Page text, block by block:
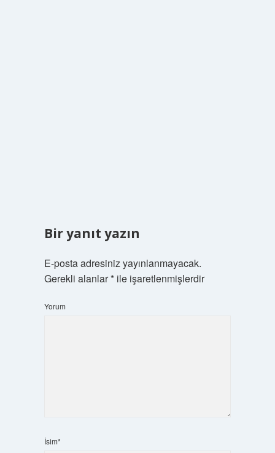
Bir yanıt yazın
E-posta adresiniz yayınlanmayacak.
Gerekli alanlar*ile işaretlenmişlerdir
Yorum
İsim*